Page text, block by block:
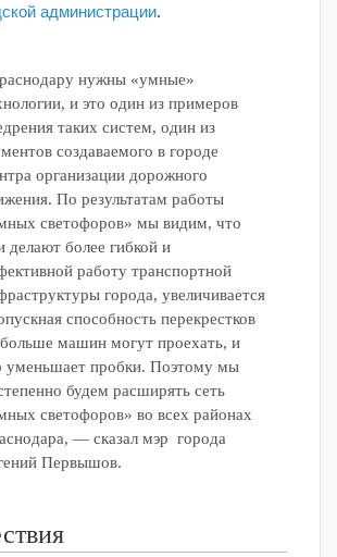
администрации.
нужны «умные»
и это один из примеров
таких систем, один из
создаваемого в городе
организации дорожного
По результатам работы
светофоров» мы видим, что
делают более гибкой и
работу транспортной
города, увеличивается
способность перекрестков
машин могут проехать, и
уменьшает пробки. Поэтому мы
будем расширять сеть
светофоров» во всех районах
— сказал мэр города
Первышов.